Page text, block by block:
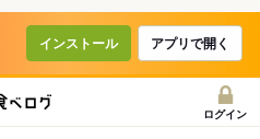
インストール アプリで開く
ログイン